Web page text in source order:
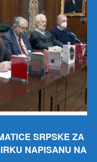
SRPSKE ZA
NAPISANU NA